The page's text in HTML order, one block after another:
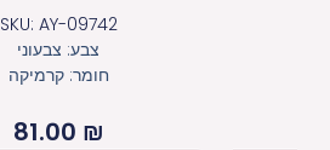
SKU: AY-09742
צבע: צבעוני
חומר: קרמיקה
81.00 ₪